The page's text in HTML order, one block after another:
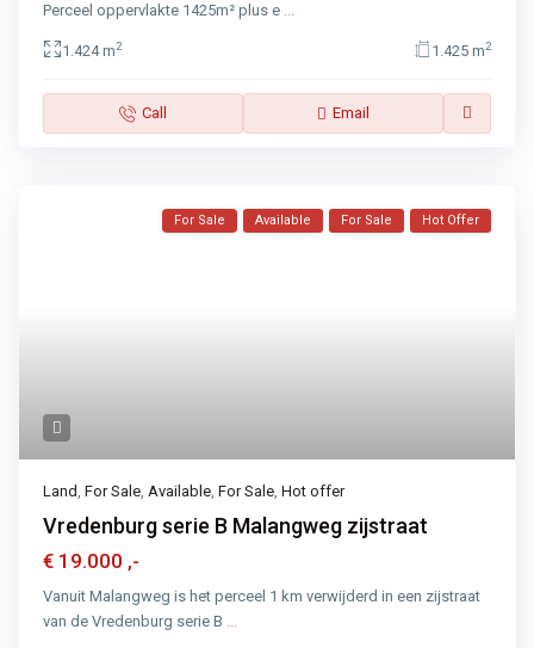
Perceel oppervlakte 1425m² plus e ...
1.424 m2 1.425 m2
Call Email
For Sale Available For Sale Hot Offer
Land,For Sale,Available,For Sale,Hot offer
Vredenburg serie B Malangweg zijstraat
€ 19.000 ,-
Vanuit Malangweg is het perceel 1 km verwijderd in een zijstraat
van de Vredenburg serie B ...